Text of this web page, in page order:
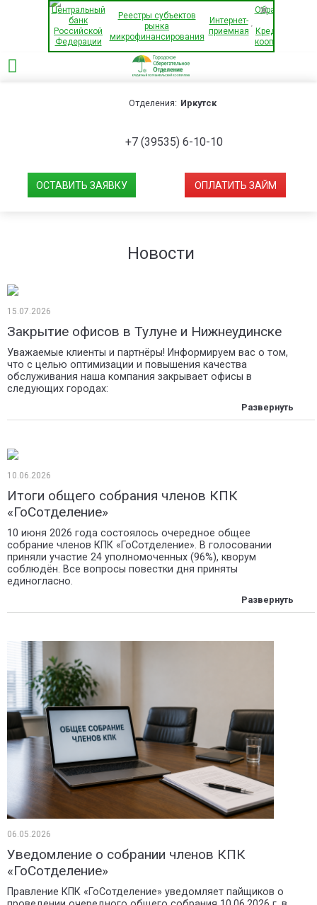
×
Центральный
банк
Российской
Федерации
Реестры субъектов
рынка
микрофинансирования
Интернет-
приемная
Обращения
Кредитный
кооператив
Отделения: Иркутск
+7 (39535) 6-10-10
ОСТАВИТЬ ЗАЯВКУ ОПЛАТИТЬ ЗАЙМ
Новости
15.07.2026
Закрытие офисов в Тулуне и Нижнеудинске
Уважаемые клиенты и партнёры! Информируем вас о том,
что с целью оптимизации и повышения качества
обслуживания наша компания закрывает офисы в
следующих городах:
10.06.2026
Итоги общего собрания членов КПК
«ГоСотделение»
10 июня 2026 года состоялось очередное общее
собрание членов КПК «ГоСотделение». В голосовании
приняли участие 24 уполномоченных (96%), кворум
соблюдён. Все вопросы повестки дня приняты
единогласно.
06.05.2026
Уведомление о собрании членов КПК
«ГоСотделение»
Правление КПК «ГоСотделение» уведомляет пайщиков о